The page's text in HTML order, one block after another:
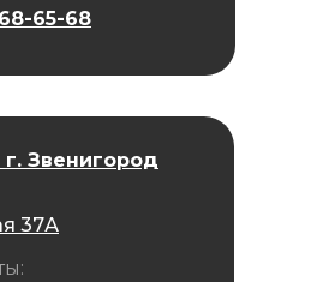
г. Звенигород
37А
65-68